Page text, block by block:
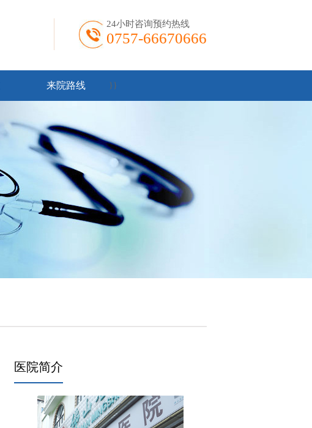
24小时咨询预约热线
0757-66670666
} }
来院路线
医院简介